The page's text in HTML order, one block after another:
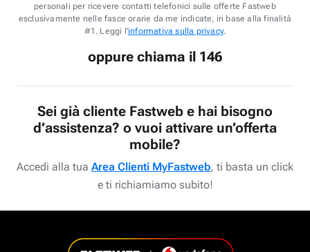
personali per ricevere contatti telefonici sulle offerte Fastweb
esclusivamente nelle fasce orarie da me indicate, in base alla finalità
#1. Leggi l'informativa sulla privacy.
oppure chiama il 146
Sei già cliente Fastweb e hai bisogno
d’assistenza? o vuoi attivare un’offerta
mobile?
Accedi alla tua Area Clienti MyFastweb, ti basta un click
e ti richiamiamo subito!